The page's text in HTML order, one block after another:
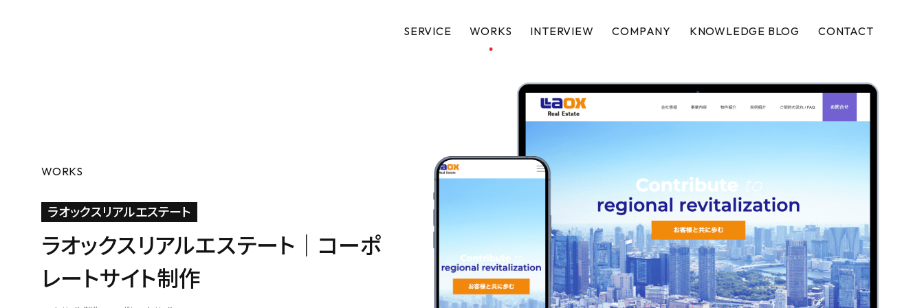
SERVICE WORKS INTERVIEW COMPANY KNOWLEDGE BLOG CONTACT
WORKS
ラオックスリアルエステート
ラオックスリアルエステート｜コーポ
レートサイト制作